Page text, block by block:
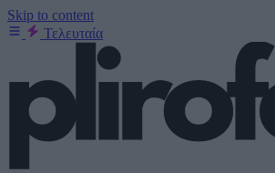
Skip to content
Τελευταία